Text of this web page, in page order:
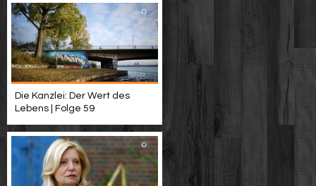
Die Kanzlei: Der Wert des
Lebens | Folge 59